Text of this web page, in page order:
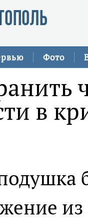
Фото
в